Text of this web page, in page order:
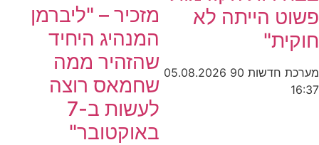
פשוט הייתה לא
חוקית"
מערכת חדשות 90
05.08.2026
16:37
מזכיר – "ליברמן
המנהיג היחיד
שהזהיר ממה
שחמאס רוצה
לעשות ב-7
באוקטובר"